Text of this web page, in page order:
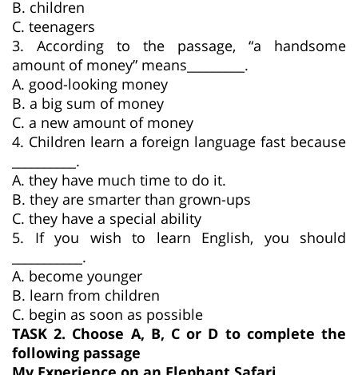
B. children
C. teenagers
3. According to the passage, “a handsome
amount of money” means_________.
A. good-looking money
B. a big sum of money
C. a new amount of money
4. Children learn a foreign language fast because
__________.
A. they have much time to do it.
B. they are smarter than grown-ups
C. they have a special ability
5. If you wish to learn English, you should
___________.
A. become younger
B. learn from children
C. begin as soon as possible
TASK 2. Choose A, B, C or D to complete the
following passage